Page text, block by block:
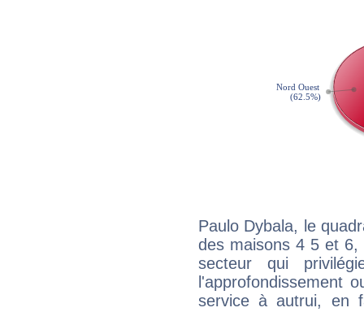
Paulo Dybala, le
des maisons 4 5 et
secteur qui
l'approfondissement
service à autrui, en